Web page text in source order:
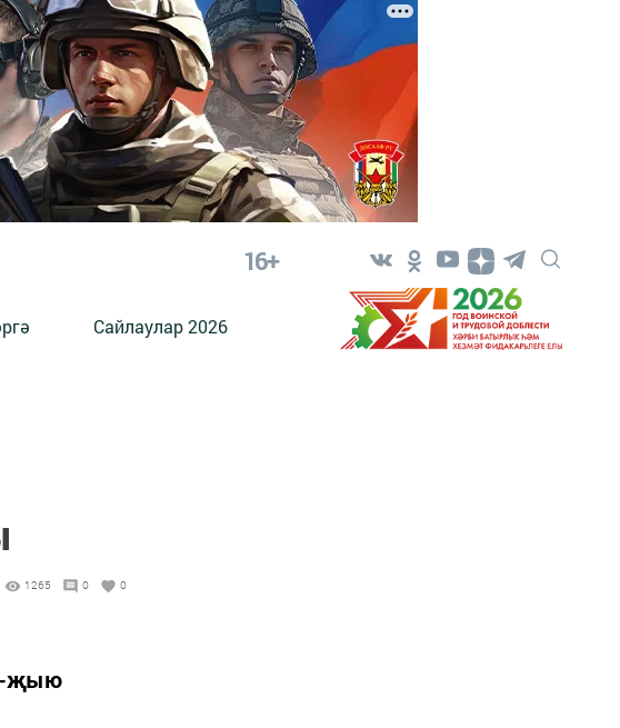
16+
Сайлаулар 2026
1265 0 0
җыю